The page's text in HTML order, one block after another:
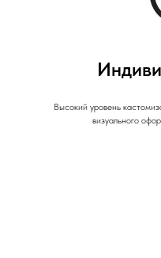
Высокий уровень
визуального